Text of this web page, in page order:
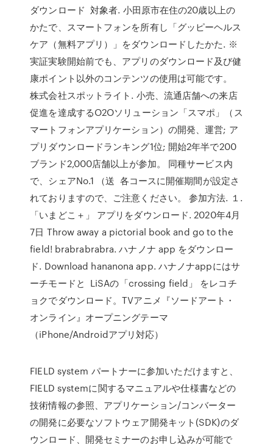
ダウンロード 対象者. 小田原市在住の20歳以上の
かたで、スマートフォンを所有し「グッピーヘルス
ケア（無料アプリ）」をダウンロードしたかた. ※
実証実験開始前でも、アプリのダウンロード及び健
康ポイント以外のコンテンツの使用は可能です。
株式会社スポットライト. 小売、流通店舗への来店
促進を達成するO2Oソリューション「スマポ」（ス
マートフォンアプリケーション）の開発、運営; ア
プリダウンロードランキング1位; 開始2年半で200
ブランド2,000店舗以上が参加。 同種サービス内
で、シェアNo.1 （送 各コースに開催期間が設定さ
れておりますので、ご注意ください。 参加方法. １.
「いまどこ＋」 アプリをダウンロード. 2020年4月
7日 Throw away a pictorial book and go to the
field! brabrabrabra. ハナノナ app をダウンロー
ド. Download hananona app. ハナノナappにはサ
ーチモードと LiSAの「crossing field」 をレコチ
ョクでダウンロード。TVアニメ『ソードアート・
オンライン』オープニングテーマ
（iPhone/Androidアプリ対応）
FIELD system パートナーに参加いただけますと、
FIELD systemに関するマニュアルや仕様書などの
技術情報の参照、アプリケーション/コンバーター
の開発に必要なソフトウェア開発キット(SDK)のダ
ウンロード、開発セミナーのお申し込みが可能で